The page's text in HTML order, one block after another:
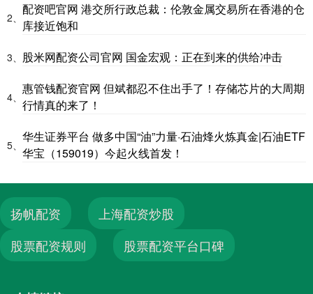
2、
配资吧官网 港交所行政总裁：伦敦金属交易所在香港的仓
库接近饱和
3、 股米网配资公司官网 国金宏观：正在到来的供给冲击
4、
惠管钱配资官网 但斌都忍不住出手了！存储芯片的大周期
行情真的来了！
5、
华生证券平台 做多中国“油”力量·石油烽火炼真金|石油ETF
华宝（159019）今起火线首发！
扬帆配资
上海配资炒股
股票配资规则
股票配资平台口碑